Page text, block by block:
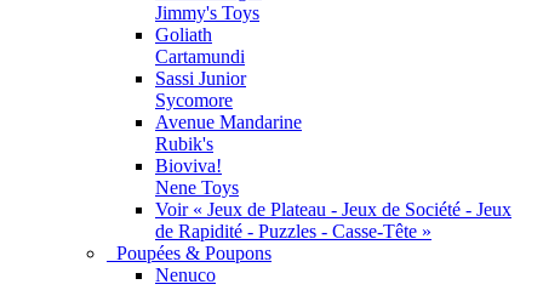
Jimmy's Toys
Goliath
Cartamundi
Sassi Junior
Sycomore
Avenue Mandarine
Rubik's
Bioviva!
Nene Toys
Voir « Jeux de Plateau - Jeux de Société - Jeux
de Rapidité - Puzzles - Casse-Tête »
Poupées & Poupons
Nenuco